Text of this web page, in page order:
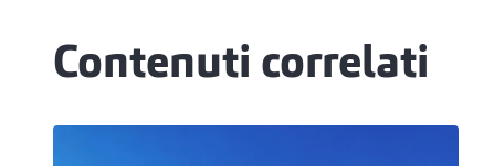
Contenuti correlati